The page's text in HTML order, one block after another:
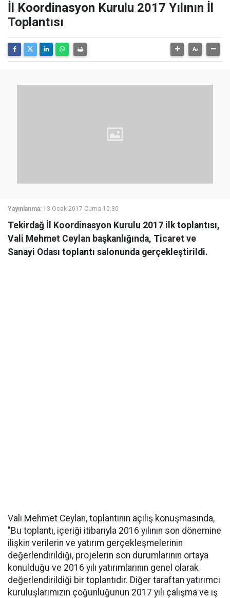
İl Koordinasyon Kurulu 2017 Yılının İl
Toplantısı
Yayınlanma: 13 Ocak 2017 Cuma 10:30
Tekirdağ İl Koordinasyon Kurulu 2017 ilk toplantısı,
Vali Mehmet Ceylan başkanlığında, Ticaret ve
Sanayi Odası toplantı salonunda gerçekleştirildi.
Vali Mehmet Ceylan, toplantının açılış konuşmasında,
"Bu toplantı, içeriği itibarıyla 2016 yılının son dönemine
ilişkin verilerin ve yatırım gerçekleşmelerinin
değerlendirildiği, projelerin son durumlarının ortaya
konulduğu ve 2016 yılı yatırımlarının genel olarak
değerlendirildiği bir toplantıdır. Diğer taraftan yatırımcı
kuruluşlarımızın çoğunluğunun 2017 yılı çalışma ve iş